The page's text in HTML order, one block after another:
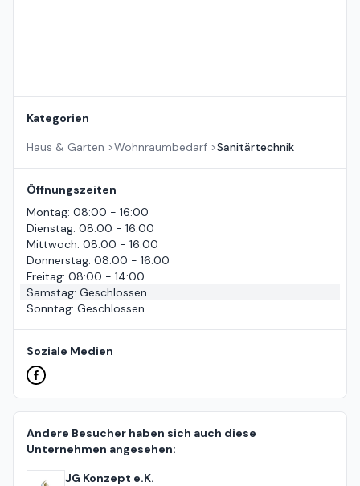
Kategorien
Haus & Garten >Wohnraumbedarf >Sanitärtechnik
Öffnungszeiten
Montag: 08:00 - 16:00
Dienstag: 08:00 - 16:00
Mittwoch: 08:00 - 16:00
Donnerstag: 08:00 - 16:00
Freitag: 08:00 - 14:00
Samstag: Geschlossen
Sonntag: Geschlossen
Soziale Medien
Andere Besucher haben sich auch diese
Unternehmen angesehen:
JG Konzept e.K.